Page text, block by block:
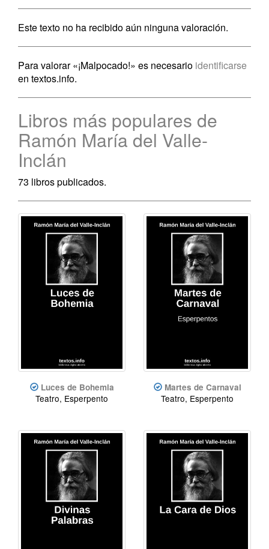
Este texto no ha recibido aún ninguna valoración.
Para valorar «¡Malpocado!» es necesario identificarse
en textos.info.
Libros más populares de
Ramón María del Valle-
Inclán
73 libros publicados.
Luces de Bohemia
Teatro, Esperpento
Martes de Carnaval
Teatro, Esperpento